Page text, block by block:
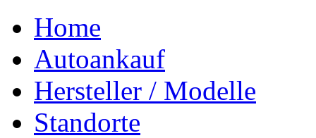
Home
Autoankauf
Hersteller / Modelle
Standorte